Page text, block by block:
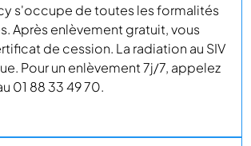
s'occupe de toutes les formalités
Après enlèvement gratuit, vous
de cession. La radiation au SIV
Pour un enlèvement 7j/7, appelez
01 88 33 49 70.